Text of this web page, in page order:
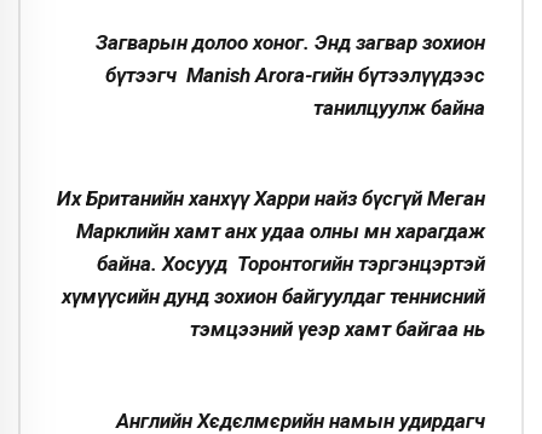
Загварын долоо хоног. Энд загвар зохион
бүтээгч Manish Arora-гийн бүтээлүүдээс
танилцуулж байна
Их Британийн ханхүү Харри найз бүсгүй Меган
Марклийн хамт анх удаа олны өмнө харагдаж
байна. Хосууд Торонтогийн тэргэнцэртэй
хүмүүсийн дунд зохион байгуулдаг теннисний
тэмцээний үеэр хамт байгаа нь
Английн Хєдєлмєрийн намын удирдагч